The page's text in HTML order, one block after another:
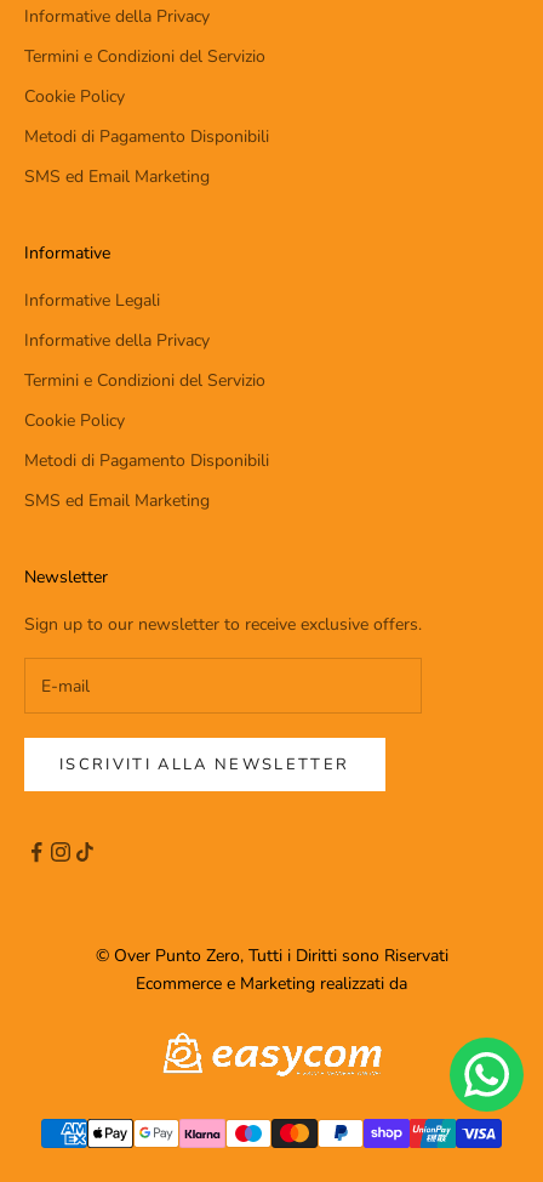
Informative della Privacy
Termini e Condizioni del Servizio
Cookie Policy
Metodi di Pagamento Disponibili
SMS ed Email Marketing
Informative
Informative Legali
Informative della Privacy
Termini e Condizioni del Servizio
Cookie Policy
Metodi di Pagamento Disponibili
SMS ed Email Marketing
Newsletter
Sign up to our newsletter to receive exclusive offers.
ISCRIVITI ALLA NEWSLETTER
© Over Punto Zero, Tutti i Diritti sono Riservati
Ecommerce e Marketing realizzati da